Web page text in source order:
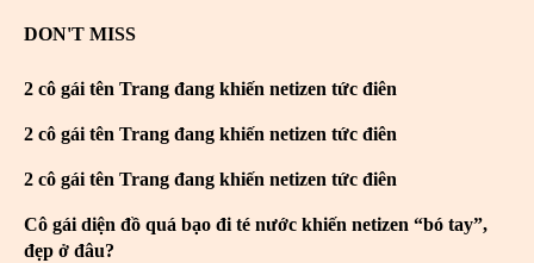
DON'T MISS
2 cô gái tên Trang đang khiến netizen tức điên
2 cô gái tên Trang đang khiến netizen tức điên
2 cô gái tên Trang đang khiến netizen tức điên
Cô gái diện đồ quá bạo đi té nước khiến netizen “bó tay”,
đẹp ở đâu?